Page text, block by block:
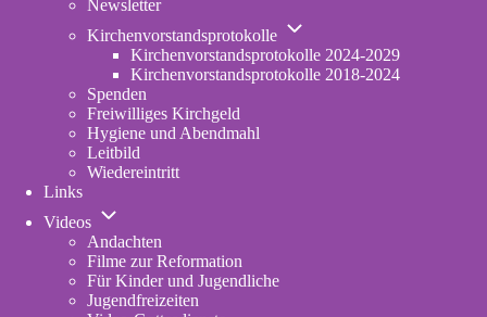
Newsletter
Kirchenvorstandsprotokolle
Unternavigation
Kirchenvorstandsprotokolle
Kirchenvorstandsprotokolle 2024-2029
Kirchenvorstandsprotokolle 2018-2024
Spenden
Freiwilliges Kirchgeld
Hygiene und Abendmahl
Leitbild
Wiedereintritt
Links
Videos
Unternavigation
Videos
Andachten
Filme zur Reformation
Für Kinder und Jugendliche
Jugendfreizeiten